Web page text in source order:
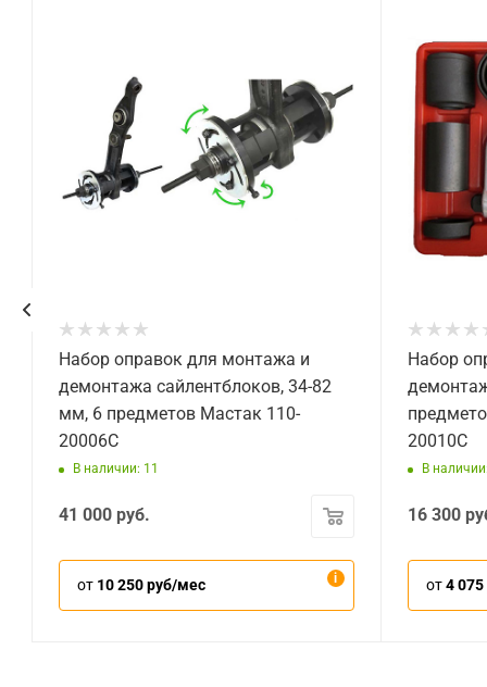
Набор оправок для монтажа и
демонтажа сайлентблоков, 34-82
мм, 6 предметов Мастак 110-
20006C
В наличии: 11
41 000 руб.
от 10 250 руб/мес
Набор
20010C
В
16 300
от4